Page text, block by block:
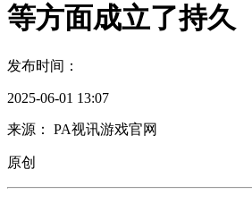
等方面成立了持久
发布时间：
2025-06-01 13:07
来源： PA视讯游戏官网
原创